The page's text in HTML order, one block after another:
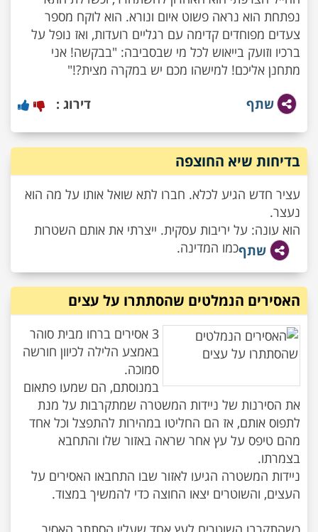
נפתחת הוא נראה פשוט איום ונורא. הוא לוקח מספר
צעדים מפוחדים קדימה עם רגליים רועדות, ואז נופל על
ברכיו וזועק בייאוש לכל מי שבסביבה: "בבקשה! אני
מתחנן אליכם! למישהו מכם יש במקרה מצית?!"
שתף
דירוג :
בדיחות שיא החוצפה
עציר חדש הגיע לכלא. חברו לתא שואל אותו על מה הוא
נעצר.
הוא עונה: על יריבות עסקית. ייצרתי את אותם השטרות
כמו המדינה.שתף
האסירים הנמלטים שהסתתרו על עצים
3 אסירים ברחו מבית סוהר
באמצע הלילה לכיוון חורשה
במנוסתם, הם שמעו פתאום
את הסירנות של ניידות המשטרה שמתקרבות על מנת
לתפוס אותם, אז הם החליטו במהירות להתפצל וכל אחד
מהם טיפס על עץ אחר שראה באזור שלו והתחבא
ניידות המשטרה הגיעו לאזור שבו התחבאו האסירים על